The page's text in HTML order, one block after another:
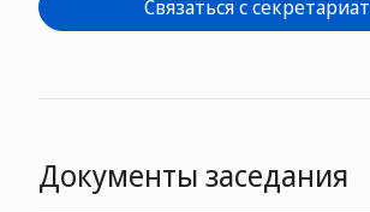
Связаться с
Документы заседания